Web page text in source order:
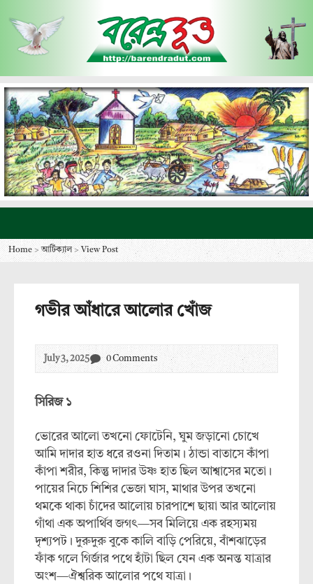
Home > আর্টিক্যাল >View Post
গভীর আঁধারে আলোর খোঁজ
July 3, 2025 0 Comments
সিরিজ ১
ভোরের আলো তখনো ফোটেনি, ঘুম জড়ানো চোখে
আমি দাদার হাত ধরে রওনা দিতাম। ঠান্ডা বাতাসে কাঁপা
কাঁপা শরীর, কিন্তু দাদার উষ্ণ হাত ছিল আশ্বাসের মতো।
পায়ের নিচে শিশির ভেজা ঘাস, মাথার উপর তখনো
থমকে থাকা চাঁদের আলোয় চারপাশে ছায়া আর আলোয়
গাঁথা এক অপার্থিব জগৎ—সব মিলিয়ে এক রহস্যময়
দৃশ্যপট। দুরুদুরু বুকে কালি বাড়ি পেরিয়ে, বাঁশঝাড়ের
ফাঁক গলে গির্জার পথে হাঁটা ছিল যেন এক অনন্ত যাত্রার
অংশ—ঐশ্বরিক আলোর পথে যাত্রা।